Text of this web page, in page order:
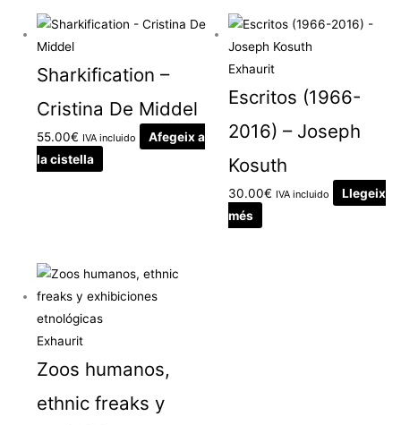
Sharkification –
Cristina De Middel
55.00€ IVA incluido
Afegeix a
la cistella
Exhaurit
Escritos (1966-
2016) – Joseph
Kosuth
30.00€ IVA incluido
Llegeix
més
Exhaurit
Zoos humanos,
ethnic freaks y